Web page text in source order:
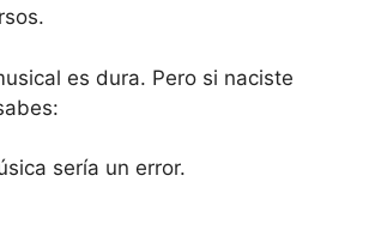
es dura. Pero si naciste
sería un error.